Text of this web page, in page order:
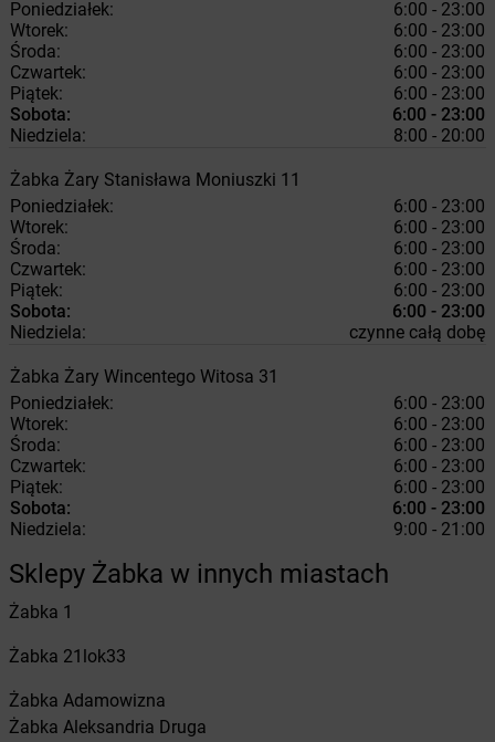
Poniedziałek:
6:00 - 23:00
Wtorek:
6:00 - 23:00
Środa:
6:00 - 23:00
Czwartek:
6:00 - 23:00
Piątek:
6:00 - 23:00
Sobota:
6:00 - 23:00
Niedziela:
8:00 - 20:00
Żabka Żary Stanisława Moniuszki 11
Poniedziałek:
6:00 - 23:00
Wtorek:
6:00 - 23:00
Środa:
6:00 - 23:00
Czwartek:
6:00 - 23:00
Piątek:
6:00 - 23:00
Sobota:
6:00 - 23:00
Niedziela:
czynne całą dobę
Żabka Żary Wincentego Witosa 31
Poniedziałek:
6:00 - 23:00
Wtorek:
6:00 - 23:00
Środa:
6:00 - 23:00
Czwartek:
6:00 - 23:00
Piątek:
6:00 - 23:00
Sobota:
6:00 - 23:00
Niedziela:
9:00 - 21:00
Sklepy Żabka w innych miastach
Żabka 1
Żabka 21lok33
Żabka Adamowizna
Żabka Aleksandria Druga